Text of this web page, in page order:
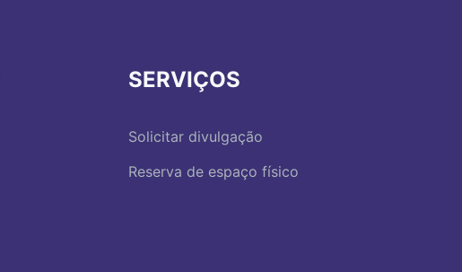
SERVIÇOS
Solicitar divulgação
Reserva de espaço físico